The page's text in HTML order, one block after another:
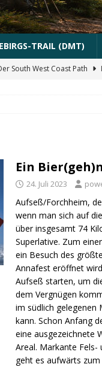
TRAIL (DMT)
South West Coast Path
Ein
24. Juli 2023
Aufseß/Forchheim,
wenn man sich auf
über insgesamt 74
Superlative. Zum
ein Besuch des
Annafest eröffnet
Aufseß starten, um
dem Vergnügen
im südlich
kann. Schon Anfang
eine ausgezeichnete
Areal. Markante
geht es aufwärts